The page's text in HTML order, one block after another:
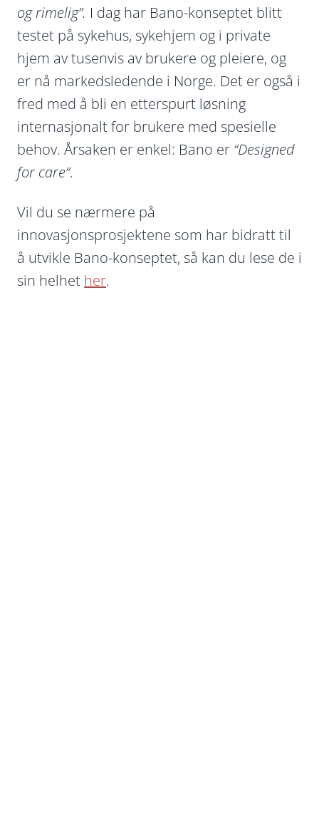
og rimelig”. I dag har Bano-konseptet blitt
testet på sykehus, sykehjem og i private
hjem av tusenvis av brukere og pleiere, og
er nå markedsledende i Norge. Det er også i
fred med å bli en etterspurt løsning
internasjonalt for brukere med spesielle
behov. Årsaken er enkel: Bano er “Designed
for care”.
Vil du se nærmere på
innovasjonsprosjektene som har bidratt til
å utvikle Bano-konseptet, så kan du lese de i
sin helhet her.